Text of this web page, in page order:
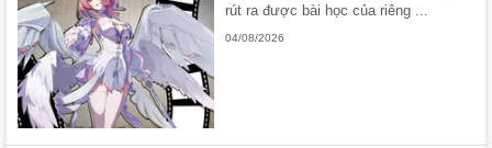
rút ra được bài học của riêng ...
04/08/2026